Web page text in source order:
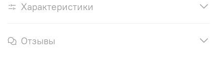
Характеристики
Отзывы